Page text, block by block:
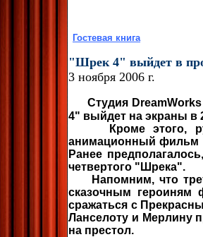
"Шрек 4" выйдет в
3 ноября 2006 г.
Студия
4" выйдет на экраны в
Кроме этого,
анимационный фильм
Ранее
четвертого "Шрека".
Напомним, что
сказочным героиням
сражаться с
Ланселоту и Мерлину
на престол.
Гостевая книга